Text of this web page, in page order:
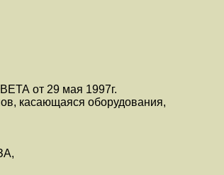
от 29 мая 1997г.
касающаяся оборудования,